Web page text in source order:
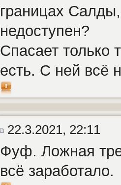
границах
недоступен?
Спасает только
есть. С ней всё
22.3.2021, 22:11
Фуф. Ложная
всё заработало.